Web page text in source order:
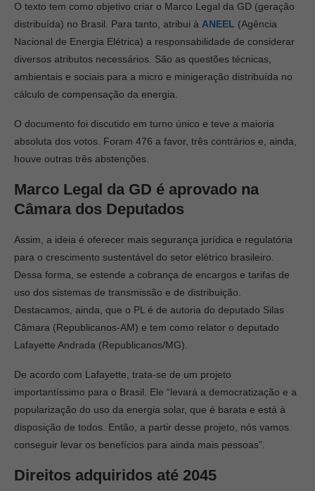
O texto tem como objetivo criar o Marco Legal da GD (geração
distribuída) no Brasil. Para tanto, atribui à ANEEL (Agência
Nacional de Energia Elétrica) a responsabilidade de considerar
diversos atributos necessários. São as questões técnicas,
ambientais e sociais para a micro e minigeração distribuída no
cálculo de compensação da energia.
O documento foi discutido em turno único e teve a maioria
absoluta dos votos. Foram 476 a favor, três contrários e, ainda,
houve outras três abstenções.
Marco Legal da GD é aprovado na
Câmara dos Deputados
Assim, a ideia é oferecer mais segurança jurídica e regulatória
para o crescimento sustentável do setor elétrico brasileiro.
Dessa forma, se estende a cobrança de encargos e tarifas de
uso dos sistemas de transmissão e de distribuição.
Destacamos, ainda, que o PL é de autoria do deputado Silas
Câmara (Republicanos-AM) e tem como relator o deputado
Lafayette Andrada (Republicanos/MG).
De acordo com Lafayette, trata-se de um projeto
importantíssimo para o Brasil. Ele “levará a democratização e a
popularização do uso da energia solar, que é barata e está à
disposição de todos. Então, a partir desse projeto, nós vamos
conseguir levar os benefícios para ainda mais pessoas”.
Direitos adquiridos até 2045